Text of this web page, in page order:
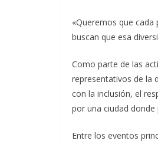
«Queremos que cada
buscan que esa
Como parte de las
representativos de la
con la inclusión, el
por una ciudad
Entre los eventos